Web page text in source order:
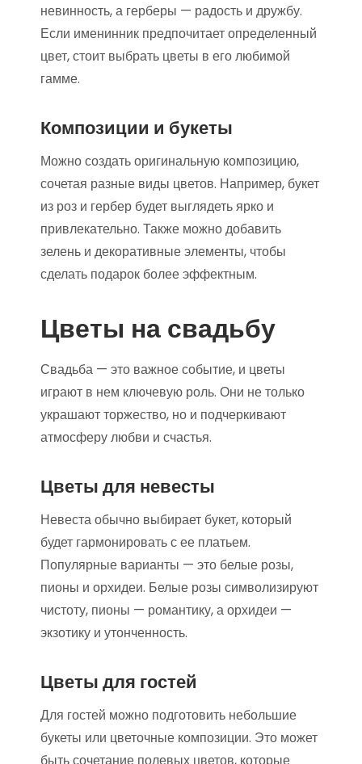
невинность, а герберы — радость и дружбу.
Если именинник предпочитает определенный
цвет, стоит выбрать цветы в его любимой
гамме.
Композиции и букеты
Можно создать оригинальную композицию,
сочетая разные виды цветов. Например, букет
из роз и гербер будет выглядеть ярко и
привлекательно. Также можно добавить
зелень и декоративные элементы, чтобы
сделать подарок более эффектным.
Цветы на свадьбу
Свадьба — это важное событие, и цветы
играют в нем ключевую роль. Они не только
украшают торжество, но и подчеркивают
атмосферу любви и счастья.
Цветы для невесты
Невеста обычно выбирает букет, который
будет гармонировать с ее платьем.
Популярные варианты — это белые розы,
пионы и орхидеи. Белые розы символизируют
чистоту, пионы — романтику, а орхидеи —
экзотику и утонченность.
Цветы для гостей
Для гостей можно подготовить небольшие
букеты или цветочные композиции. Это может